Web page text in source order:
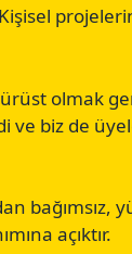
olmak
ve biz de
bağımsız,
açıktır.